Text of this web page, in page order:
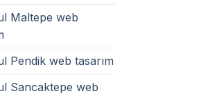
Maltepe web
Pendik web tasarım
Sancaktepe web